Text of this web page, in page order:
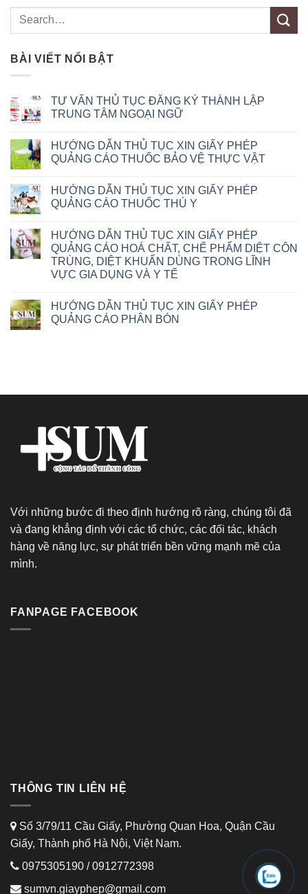
BÀI VIẾT NỔI BẬT
TƯ VẤN THỦ TỤC ĐĂNG KÝ THÀNH LẬP
TRUNG TÂM NGOẠI NGỮ
HƯỚNG DẪN THỦ TỤC XIN GIẤY PHÉP
QUẢNG CÁO THUỐC BẢO VỆ THỰC VẬT
HƯỚNG DẪN THỦ TỤC XIN GIẤY PHÉP
QUẢNG CÁO THUỐC THÚ Y
HƯỚNG DẪN THỦ TỤC XIN GIẤY PHÉP
QUẢNG CÁO HOÁ CHẤT, CHẾ PHẨM DIỆT CÔN
TRÙNG, DIỆT KHUẨN DÙNG TRONG LĨNH
VỰC GIA DỤNG VÀ Y TẾ
HƯỚNG DẪN THỦ TỤC XIN GIẤY PHÉP
QUẢNG CÁO PHÂN BÓN
Với những bước đi theo định hướng rõ ràng, chúng tôi đã
và đang khẳng định với các tổ chức, các đối tác, khách
hàng về năng lực, sự phát triển bền vững mạnh mẽ của
mình.
FANPAGE FACEBOOK
THÔNG TIN LIÊN HỆ
Số 3/79/11 Cầu Giấy, Phường Quan Hoa, Quận Cầu
Giấy, Thành phố Hà Nội, Việt Nam.
0975305190 /0912772398
sumvn.giayphep@gmail.com